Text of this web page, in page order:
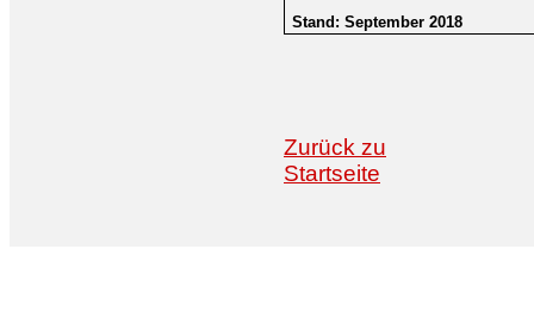
Stand: September 2018
Zurück zu
Startseite